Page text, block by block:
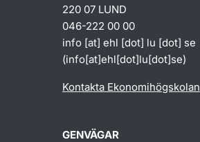
220 07 LUND
046-222 00 00
info [at] ehl [dot] lu [dot] se
(info[at]ehl[dot]lu[dot]se)
Kontakta Ekonomihögskolan
GENVÄGAR